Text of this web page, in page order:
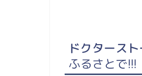
ドクタース
ふるさとで!!!